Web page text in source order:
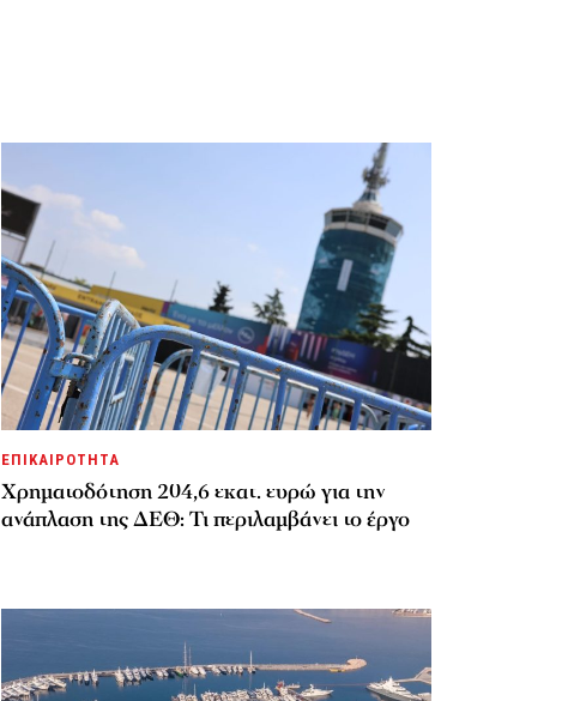
ΕΠΙΚΑΙΡΟΤΗΤΑ
Χρηματοδότηση 204,6 εκατ. ευρώ για την
ανάπλαση της ΔΕΘ: Τι περιλαμβάνει το έργο